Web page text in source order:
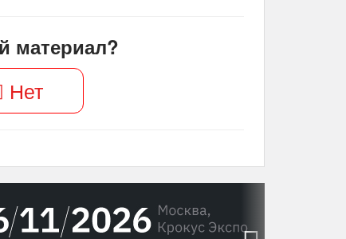
материал?
Нет